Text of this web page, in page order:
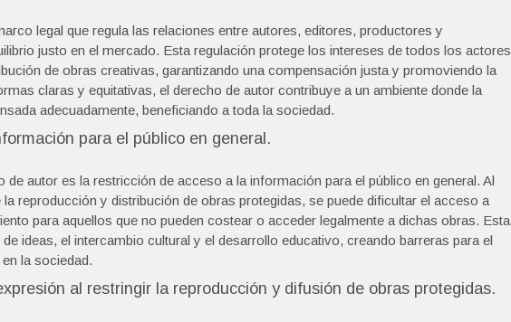
legal que regula las relaciones entre autores, editores, productores y
justo en el mercado. Esta regulación protege los intereses de todos los actores
de obras creativas, garantizando una compensación justa y promoviendo la
claras y equitativas, el derecho de autor contribuye a un ambiente donde la
adecuadamente, beneficiando a toda la sociedad.
para el público en general.
de autor es la restricción de acceso a la información para el público en general. Al
reproducción y distribución de obras protegidas, se puede dificultar el acceso a
para aquellos que no pueden costear o acceder legalmente a dichas obras. Esta
ideas, el intercambio cultural y el desarrollo educativo, creando barreras para el
la sociedad.
al restringir la reproducción y difusión de obras protegidas.